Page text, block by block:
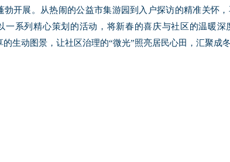
勃开展。从热闹的公益市集游园到入户探访的精准关怀
一系列精心策划的活动，将新春的喜庆与社区的温暖深
生动图景，让社区治理的“微光”照亮居民心田，汇聚成